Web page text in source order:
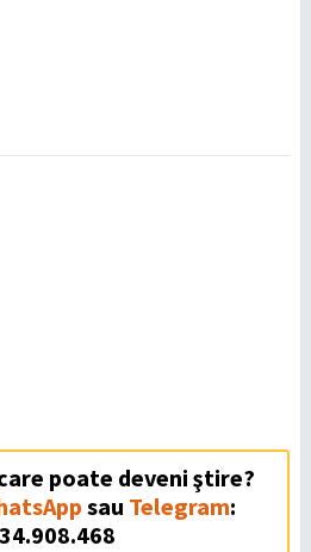
poate deveni ştire?
sau Telegram: